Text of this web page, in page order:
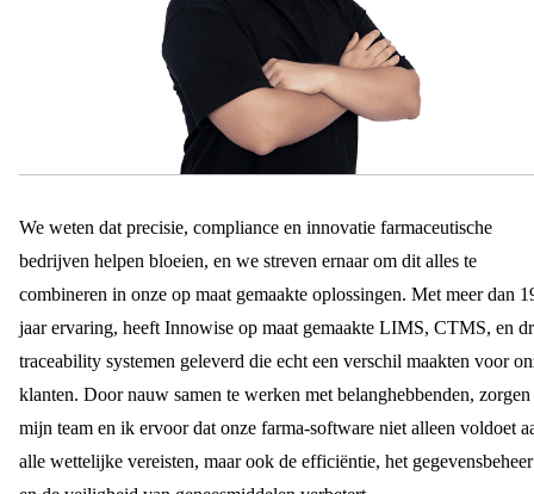
We weten dat precisie, compliance en innovatie farmaceutische
bedrijven helpen bloeien, en we streven ernaar om dit alles te
combineren in onze op maat gemaakte oplossingen. Met meer dan
jaar ervaring, heeft Innowise op maat gemaakte LIMS, CTMS, en
traceability systemen geleverd die echt een verschil maakten voor
klanten. Door nauw samen te werken met belanghebbenden, zorgen
mijn team en ik ervoor dat onze farma-software niet alleen voldoet
alle wettelijke vereisten, maar ook de efficiëntie, het gegevensbeheer